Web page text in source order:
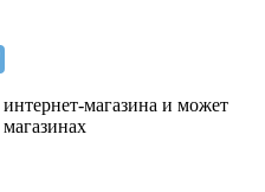
магазина и может